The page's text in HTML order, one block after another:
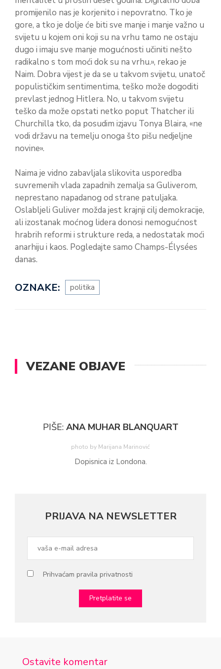
promijenilo nas je korjenito i nepovratno. Tko je
gore, a tko je dolje će biti sve manje i manje važno u
svijetu u kojem oni koji su na vrhu tamo ne ostaju
dugo i imaju sve manje mogućnosti učiniti nešto
radikalno s tom moći dok su na vrhu.», rekao je
Naim. Dobra vijest je da se u takvom svijetu, unatoč
populističkim sentimentima, teško može dogoditi
prevlast jednog Hitlera. No, u takvom svijetu
teško da može opstati netko poput Thatcher ili
Churchilla tko, da posudim izjavu Tonya Blaira, «ne
vodi državu na temelju onoga što pišu nedjeljne
novine».
Naima je vidno zabavljala slikovita usporedba
suvremenih vlada zapadnih zemalja sa Guliverom,
neprestano napadanog od strane patuljaka.
Oslabljeli Guliver možda jest krajnji cilj demokracije,
ali izostanak moćnog lidera donosi nemogućnost
hrabrih reformi i strukture reda, a nedostatak moći
anarhiju i kaos. Pogledajte samo Champs-Élysées
danas.
OZNAKE: politika
VEZANE OBJAVE
PIŠE: ANA MUHAR BLANQUART
photo by Marijana Marinović
Dopisnica iz Londona.
PRIJAVA NA NEWSLETTER
Prihvaćam pravila privatnosti
Ostavite komentar